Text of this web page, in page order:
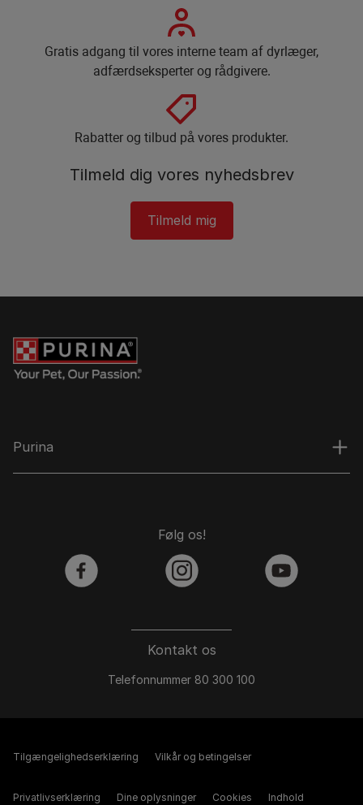
Gratis adgang til vores interne team af dyrlæger,
adfærdseksperter og rådgivere.
Rabatter og tilbud på vores produkter.
Tilmeld dig vores nyhedsbrev
Tilmeld mig
Purina
Kontakt os
Telefonnummer 80 300 100
Følg os!
facebook instagram youtube
Tilgængelighedserklæring Vilkår og betingelser
Privatlivserklæring Dine oplysninger Cookies Indhold